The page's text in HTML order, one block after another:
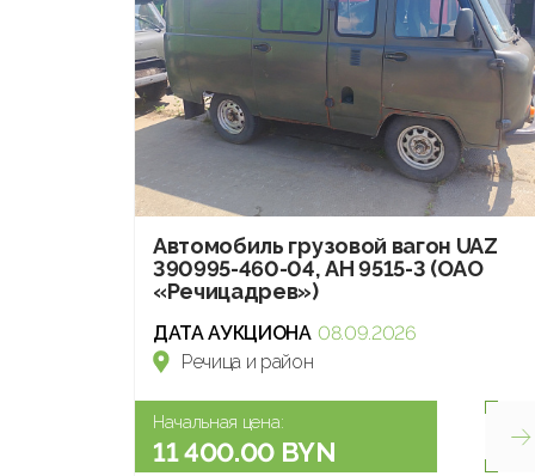
Автомобиль грузовой вагон UAZ
390995-460-04, АН 9515-3 (ОАО
«Речицадрев»)
ДАТА АУКЦИОНА 08.09.2026
Речица и район
Начальная цена:
11 400.00 BYN